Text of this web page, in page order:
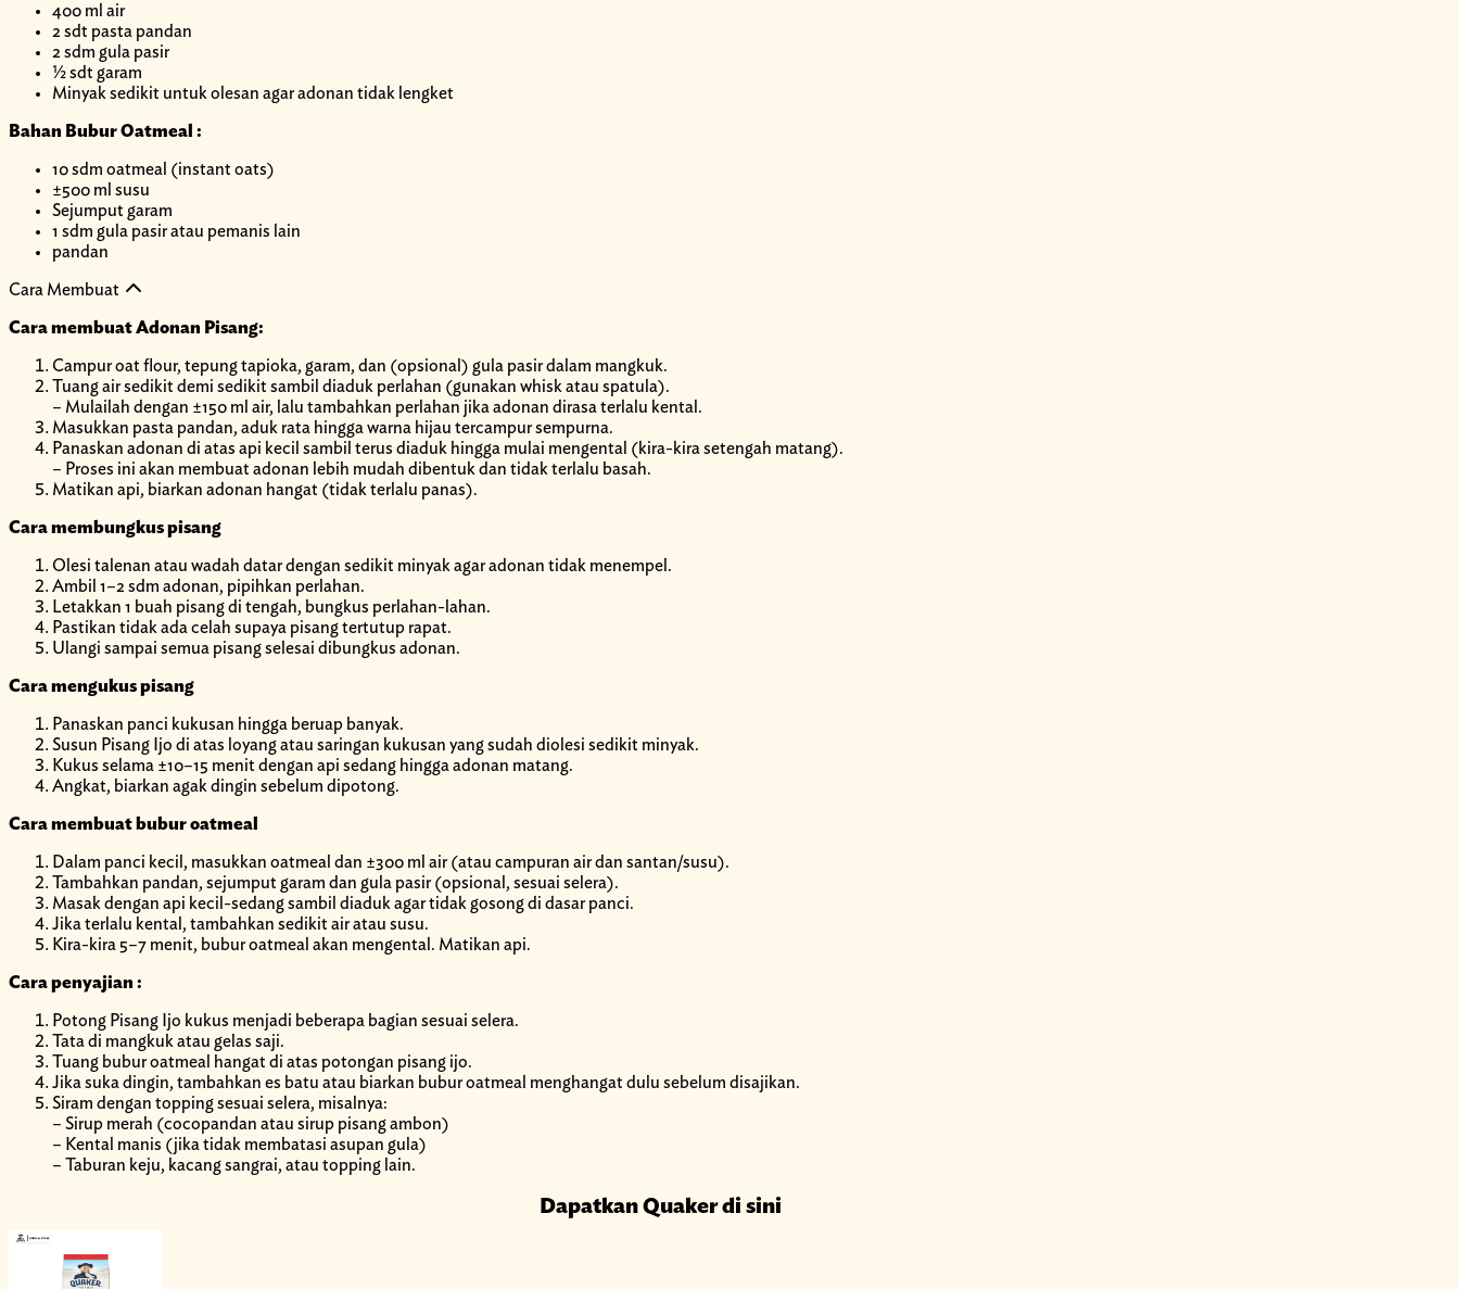
400 ml air
2 sdt pasta pandan
2 sdm gula pasir
½ sdt garam
Minyak sedikit untuk olesan agar adonan tidak lengket
Bahan Bubur Oatmeal :
10 sdm oatmeal (instant oats)
±500 ml susu
Sejumput garam
1 sdm gula pasir atau pemanis lain
pandan
Cara Membuat
Cara membuat Adonan Pisang:
Campur oat flour, tepung tapioka, garam, dan (opsional) gula pasir dalam mangkuk.
Tuang air sedikit demi sedikit sambil diaduk perlahan (gunakan whisk atau spatula).
– Mulailah dengan ±150 ml air, lalu tambahkan perlahan jika adonan dirasa terlalu kental.
Masukkan pasta pandan, aduk rata hingga warna hijau tercampur sempurna.
Panaskan adonan di atas api kecil sambil terus diaduk hingga mulai mengental (kira-kira setengah matang).
– Proses ini akan membuat adonan lebih mudah dibentuk dan tidak terlalu basah.
Matikan api, biarkan adonan hangat (tidak terlalu panas).
Cara membungkus pisang
Olesi talenan atau wadah datar dengan sedikit minyak agar adonan tidak menempel.
Ambil 1–2 sdm adonan, pipihkan perlahan.
Letakkan 1 buah pisang di tengah, bungkus perlahan-lahan.
Pastikan tidak ada celah supaya pisang tertutup rapat.
Ulangi sampai semua pisang selesai dibungkus adonan.
Cara mengukus pisang
Panaskan panci kukusan hingga beruap banyak.
Susun Pisang Ijo di atas loyang atau saringan kukusan yang sudah diolesi sedikit minyak.
Kukus selama ±10–15 menit dengan api sedang hingga adonan matang.
Angkat, biarkan agak dingin sebelum dipotong.
Cara membuat bubur oatmeal
Dalam panci kecil, masukkan oatmeal dan ±300 ml air (atau campuran air dan santan/susu).
Tambahkan pandan, sejumput garam dan gula pasir (opsional, sesuai selera).
Masak dengan api kecil-sedang sambil diaduk agar tidak gosong di dasar panci.
Jika terlalu kental, tambahkan sedikit air atau susu.
Kira-kira 5–7 menit, bubur oatmeal akan mengental. Matikan api.
Cara penyajian :
Potong Pisang Ijo kukus menjadi beberapa bagian sesuai selera.
Tata di mangkuk atau gelas saji.
Tuang bubur oatmeal hangat di atas potongan pisang ijo.
Jika suka dingin, tambahkan es batu atau biarkan bubur oatmeal menghangat dulu sebelum disajikan.
Siram dengan topping sesuai selera, misalnya:
– Sirup merah (cocopandan atau sirup pisang ambon)
– Kental manis (jika tidak membatasi asupan gula)
– Taburan keju, kacang sangrai, atau topping lain.
Dapatkan Quaker di sini